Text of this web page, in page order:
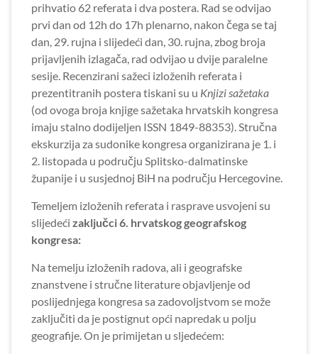
prihvatio 62 referata i dva postera. Rad se odvijao
prvi dan od 12h do 17h plenarno, nakon čega se taj
dan, 29. rujna i slijedeći dan, 30. rujna, zbog broja
prijavljenih izlagača, rad odvijao u dvije paralelne
sesije. Recenzirani sažeci izloženih referata i
prezentitranih postera tiskani su u Knjizi sažetaka
(od ovoga broja knjige sažetaka hrvatskih kongresa
imaju stalno dodijeljen ISSN 1849-88353). Stručna
ekskurzija za sudonike kongresa organizirana je 1. i
2. listopada u području Splitsko-dalmatinske
županije i u susjednoj BiH na području Hercegovine.
Temeljem izloženih referata i rasprave usvojeni su
slijedećizaključci 6. hrvatskog geografskog
kongresa:
Na temelju izloženih radova, ali i geografske
znanstvene i stručne literature objavljenje od
poslijednjega kongresa sa zadovoljstvom se može
zaključiti da je postignut opći napredak u polju
geografije. On je primijetan u sljedećem: